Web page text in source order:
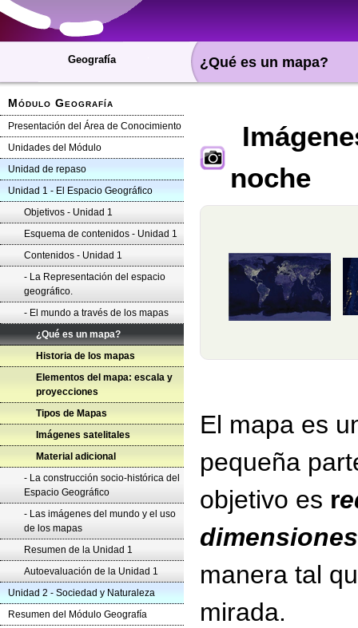
Geografía
Módulo Geografía
Presentación del Área de Conocimiento
Unidades del Módulo
Unidad de repaso
Unidad 1 - El Espacio Geográfico
Objetivos - Unidad 1
Esquema de contenidos - Unidad 1
Contenidos - Unidad 1
- La Representación del espacio
geográfico.
- El mundo a través de los mapas
¿Qué es un mapa?
Historia de los mapas
Elementos del mapa: escala y
proyecciones
Tipos de Mapas
Imágenes satelitales
Material adicional
- La construcción socio-histórica del
Espacio Geográfico
- Las imágenes del mundo y el uso
de los mapas
Resumen de la Unidad 1
Autoevaluación de la Unidad 1
Unidad 2 - Sociedad y Naturaleza
Resumen del Módulo Geografía
¿Qué es un mapa?
noche
El mapa es
pequeña
objetivo es r
manera tal
mirada.